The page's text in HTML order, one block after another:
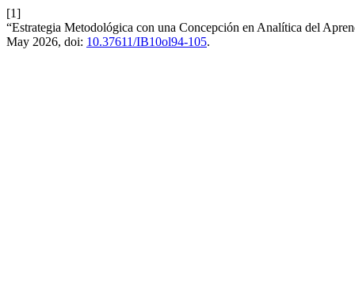
[1]
“Estrategia Metodológica con una Concepción en Analítica del
May 2026, doi: 10.37611/IB10ol94-105.